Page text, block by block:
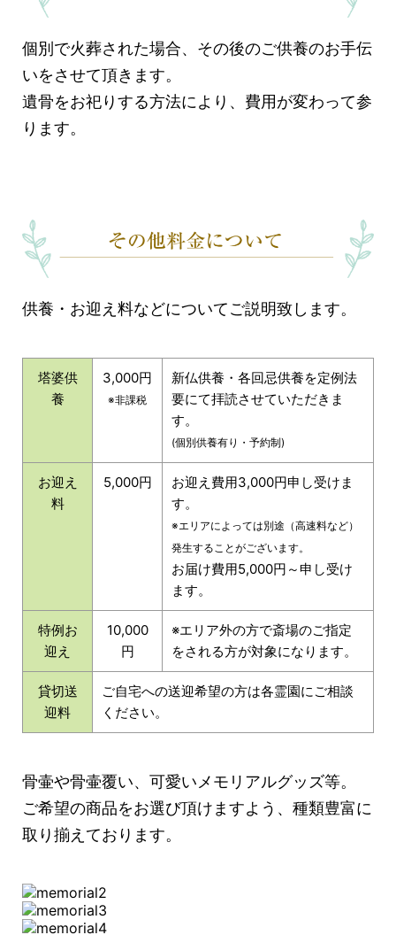
個別で火葬された場合、その後のご供養のお手伝
いをさせて頂きます。
遺骨をお祀りする方法により、費用が変わって参
ります。
供養・お迎え料などについてご説明致します。
塔婆供
養
3,000円
※非課税
新仏供養・各回忌供養を定例法
要にて拝読させていただきま
す。
(個別供養有り・予約制)
お迎え
料
5,000円
お迎え費用3,000円申し受けま
す。
※エリアによっては別途（高速料など）
発生することがございます。
お届け費用5,000円～申し受け
ます。
特例お
迎え
10,000
円
※エリア外の方で斎場のご指定
をされる方が対象になります。
貸切送
迎料
ご自宅への送迎希望の方は各霊園にご相談
ください。
骨壷や骨壷覆い、可愛いメモリアルグッズ等。
ご希望の商品をお選び頂けますよう、種類豊富に
取り揃えております。